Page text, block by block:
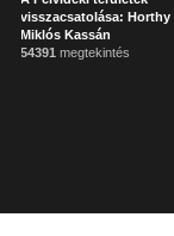
visszacsatolása: Horthy
Miklós Kassán
54391 megtekintés